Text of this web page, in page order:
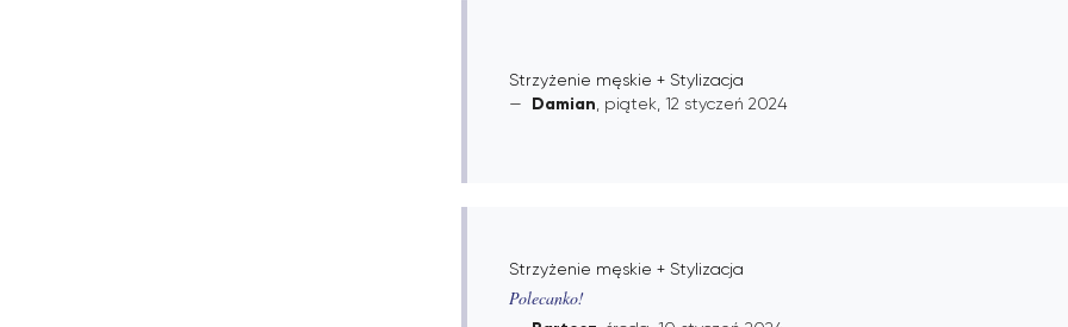
Strzyżenie męskie + Stylizacja
Damian , piątek, 12 styczeń 2024
Strzyżenie męskie + Stylizacja
Polecanko!